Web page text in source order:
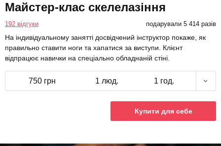
Майстер-клас скелелазіння
192 відгуки подарували 5 414 разів
На індивідуальному занятті досвідчений інструктор покаже, як
правильно ставити ноги та хапатися за виступи. Клієнт
відпрацює навички на спеціально обладнаній стіні.
750 грн 1 люд. 1 год.
Купити для себе